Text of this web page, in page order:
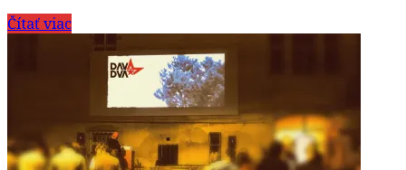
Čítať viac